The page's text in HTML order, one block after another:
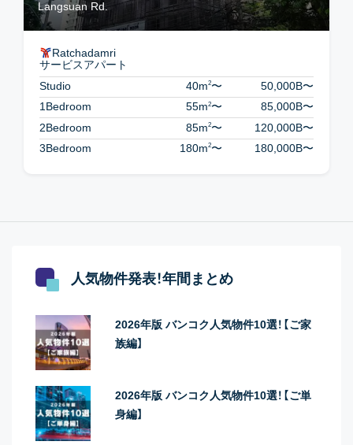
Langsuan Rd.
Ratchadamri
サービスアパート
Studio
40m2〜 50,000B〜
1Bedroom
55m2〜 85,000B〜
2Bedroom
85m2〜 120,000B〜
3Bedroom
180m2〜 180,000B〜
人気物件発表！年間まとめ
2026年版 バンコク人気物件10選！【ご家
族編】
2026年版 バンコク人気物件10選！【ご単
身編】